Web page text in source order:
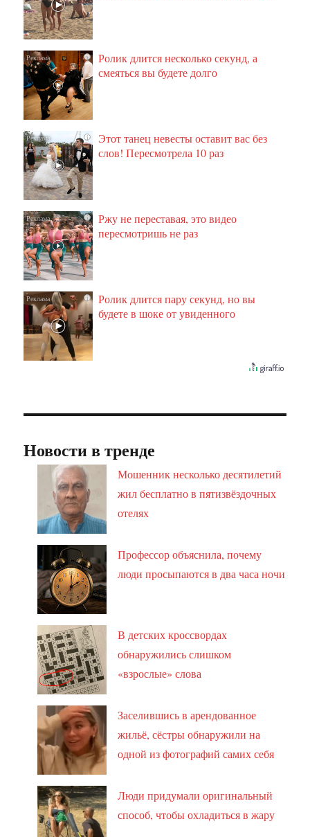
i
Ролик длится несколько секунд, а
смеяться вы будете долго
i
Этот танец невесты оставит вас без
слов! Пересмотрела 10 раз
i
Ржу не переставая, это видео
пересмотришь не раз
i
Ролик длится пару секунд, но вы
будете в шоке от увиденного
Новости в тренде
Мошенник несколько десятилетий
жил бесплатно в пятизвёздочных
отелях
Профессор объяснила, почему
люди просыпаются в два часа ночи
В детских кроссвордах
обнаружились слишком
«взрослые» слова
Заселившись в арендованное
жильё, сёстры обнаружили на
одной из фотографий самих себя
Люди придумали оригинальный
способ, чтобы охладиться в жару